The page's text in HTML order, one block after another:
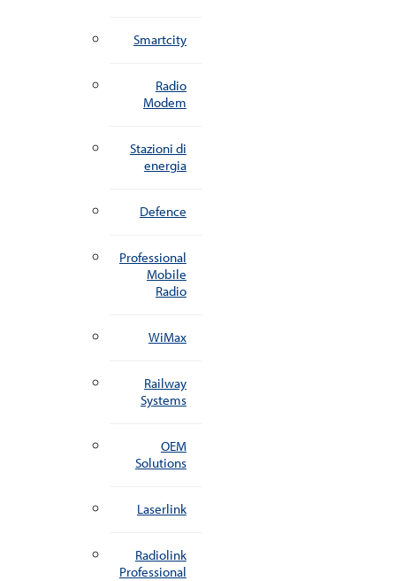
Smartcity
Radio
Modem
Stazioni di
energia
Defence
Professional
Mobile
Radio
WiMax
Railway
Systems
OEM
Solutions
Laserlink
Radiolink
Professional